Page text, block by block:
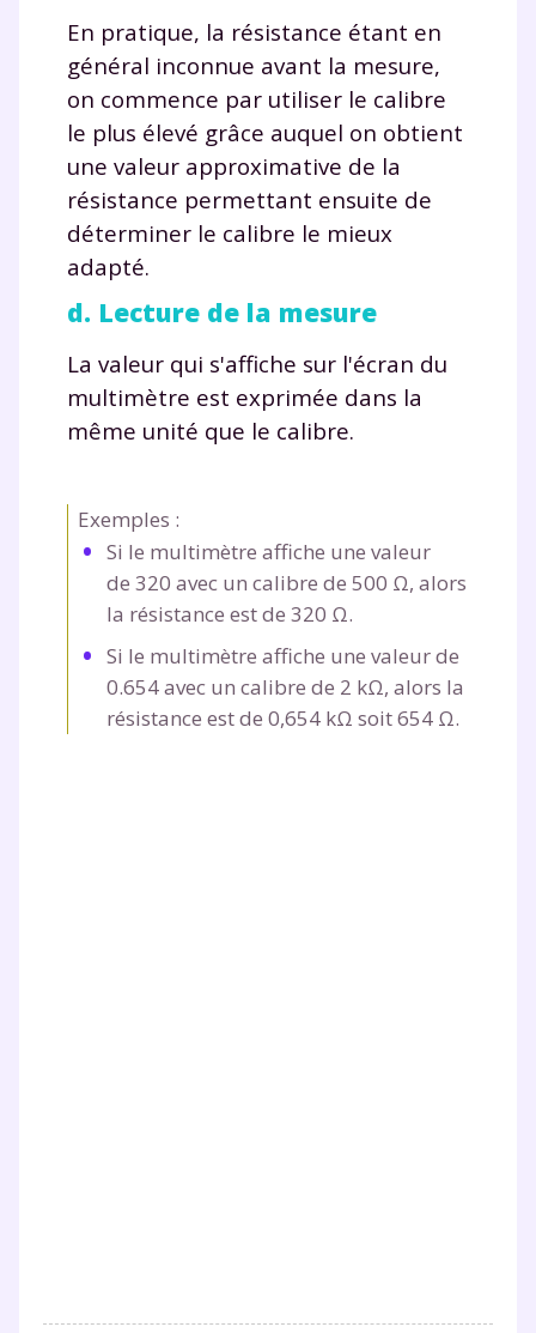
En pratique, la résistance étant en
général inconnue avant la mesure,
on commence par utiliser le calibre
le plus élevé grâce auquel on obtient
une valeur approximative de la
résistance permettant ensuite de
déterminer le calibre le mieux
adapté.
d. Lecture de la mesure
La valeur qui s'affiche sur l'écran du
multimètre est exprimée dans la
même unité que le calibre.
Exemples :
Si le multimètre affiche une valeur
de 320 avec un calibre de 500 Ω, alors
la résistance est de 320 Ω.
Si le multimètre affiche une valeur de
0.654 avec un calibre de 2 kΩ, alors la
résistance est de 0,654 kΩ soit 654 Ω.